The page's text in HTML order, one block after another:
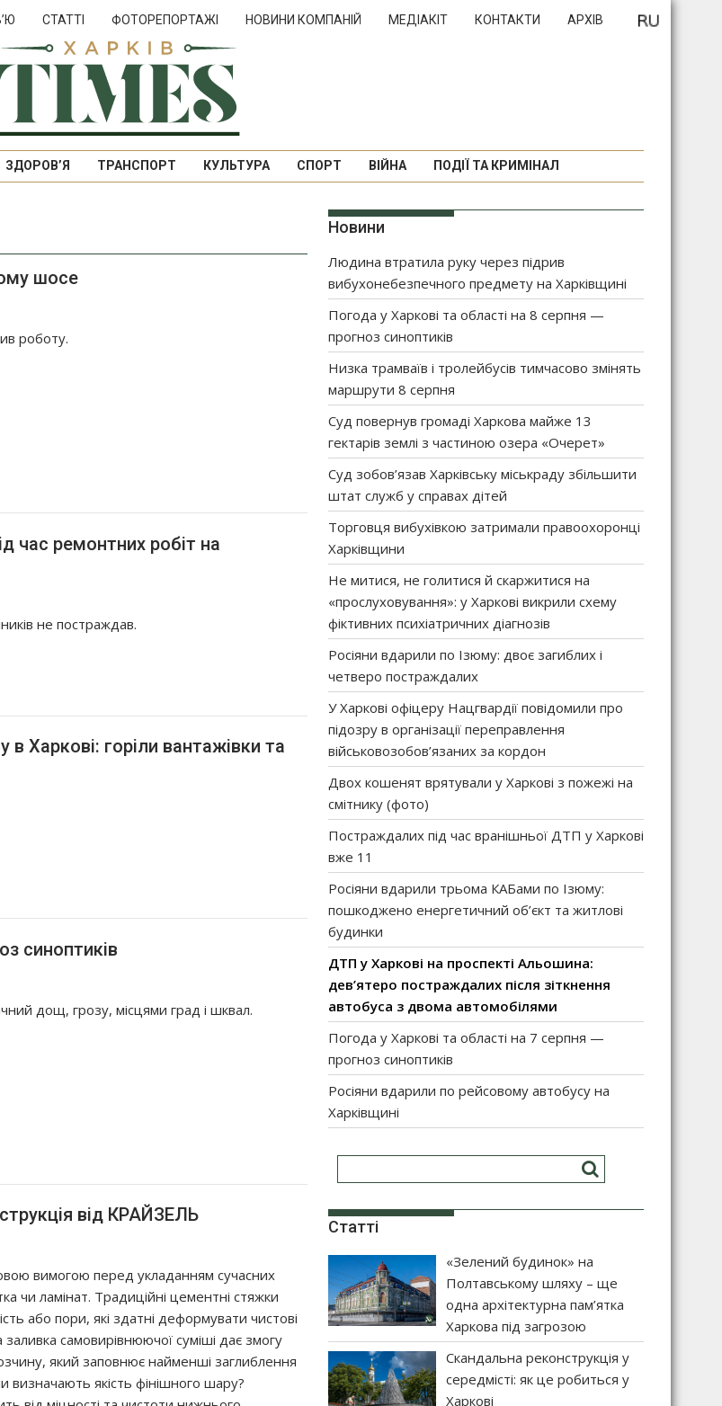
СТАТТІ ФОТОРЕПОРТАЖІ НОВИНИ КОМПАНІЙ МЕДІАКІТ КОНТАКТИ АРХІВ
ЗДОРОВ’Я ТРАНСПОРТ КУЛЬТУРА СПОРТ ВІЙНА ПОДІЇ ТА КРИМІНАЛ
шосе
роботу.
час ремонтних робіт на
не постраждав.
в Харкові: горіли вантажівки та
синоптиків
дощ, грозу, місцями град і шквал.
від КРАЙЗЕЛЬ
вимогою перед укладанням сучасних
чи ламінат. Традиційні цементні стяжки
або пори, які здатні деформувати чистові
самовирівнюючої суміші дає змогу
який заповнює найменші заглиблення
визначають якість фінішного шару?
Новини
Людина втратила руку через підрив
вибухонебезпечного предмету на Харківщині
Погода у Харкові та області на 8 серпня —
прогноз синоптиків
Низка трамваїв і тролейбусів тимчасово змінять
маршрути 8 серпня
Суд повернув громаді Харкова майже 13
гектарів землі з частиною озера «Очерет»
Суд зобов’язав Харківську міськраду збільшити
штат служб у справах дітей
Торговця вибухівкою затримали правоохоронці
Харківщини
Не митися, не голитися й скаржитися на
«прослуховування»: у Харкові викрили схему
фіктивних психіатричних діагнозів
Росіяни вдарили по Ізюму: двоє загиблих і
четверо постраждалих
У Харкові офіцеру Нацгвардії повідомили про
підозру в організації переправлення
військовозобов’язаних за кордон
Двох кошенят врятували у Харкові з пожежі на
смітнику (фото)
Постраждалих під час вранішньої ДТП у Харкові
вже 11
Росіяни вдарили трьома КАБами по Ізюму:
пошкоджено енергетичний об’єкт та житлові
будинки
ДТП у Харкові на проспекті Альошина:
дев’ятеро постраждалих після зіткнення
автобуса з двома автомобілями
Погода у Харкові та області на 7 серпня —
прогноз синоптиків
Росіяни вдарили по рейсовому автобусу на
Харківщині
Статті
«Зелений будинок» на
Полтавському шляху – ще
одна архітектурна пам’ятка
Харкова під загрозою
Скандальна реконструкція у
середмісті: як це робиться у
Харкові